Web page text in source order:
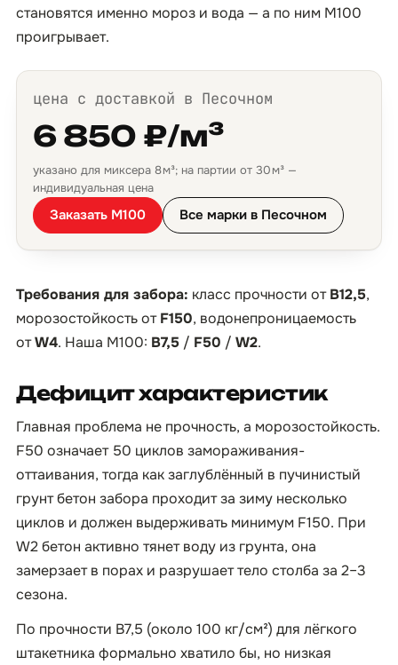
становятся именно мороз и вода — а по ним М100
проигрывает.
цена с доставкой в Песочном
6 850 ₽/м³
указано для миксера 8 м³; на партии от 30 м³ —
индивидуальная цена
Заказать М100 Все марки в Песочном
Требования для забора: класс прочности отB12,5,
морозостойкость отF150, водонепроницаемость
отW4. Наша М100: B7,5 / F50 / W2.
Дефицит характеристик
Главная проблема не прочность, а морозостойкость.
F50 означает 50 циклов замораживания-
оттаивания, тогда как заглублённый в пучинистый
грунт бетон забора проходит за зиму несколько
циклов и должен выдерживать минимум F150. При
W2 бетон активно тянет воду из грунта, она
замерзает в порах и разрушает тело столба за 2–3
сезона.
По прочности B7,5 (около 100 кг/см²) для лёгкого
штакетника формально хватило бы, но низкая